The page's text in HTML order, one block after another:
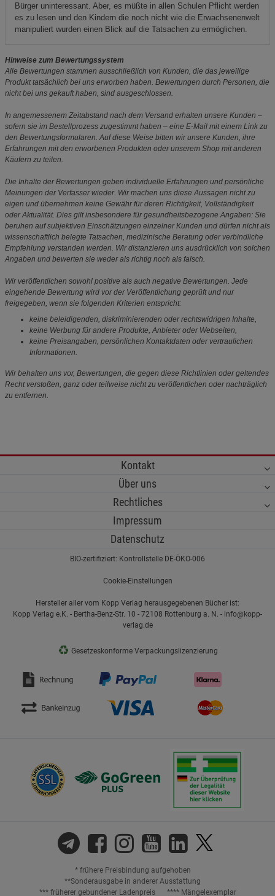
Bürger uninteressant. Aber, es müßte in allen Schulen Pflicht werden
es zu lesen und den Kindern die noch nicht wie die Erwachsenenwelt
manipuliert wurden einen Blick auf die Tatsachen zu ermöglichen.
Hinweise zum Bewertungssystem
Alle Bewertungen stammen ausschließlich von Kunden, die das jeweilige
Produkt tatsächlich bei uns erworben haben. Bewertungen durch Personen, die
nicht bei uns gekauft haben, sind ausgeschlossen.
In angemessenem Zeitabstand nach dem Versand erhalten unsere Kunden –
sofern sie im Bestellprozess zugestimmt haben – eine E-Mail mit einem Link zu
den Bewertungsformularen. Auf diese Weise bitten wir unsere Kunden, ihre
Erfahrungen mit den erworbenen Produkten oder unserem Shop mit anderen
Käufern zu teilen.
Die Inhalte der Bewertungen geben individuelle Erfahrungen und persönliche
Meinungen der Verfasser wieder. Wir machen uns diese Aussagen nicht zu
eigen und übernehmen keine Gewähr für deren Richtigkeit, Vollständigkeit
oder Aktualität. Dies gilt insbesondere für gesundheitsbezogene Angaben: Sie
beruhen auf subjektiven Einschätzungen einzelner Kunden und dürfen nicht als
wissenschaftlich belegte Tatsachen, medizinische Beratung oder verbindliche
Empfehlung verstanden werden. Wir distanzieren uns ausdrücklich von solchen
Angaben und bewerten sie weder als richtig noch als falsch.
Wir veröffentlichen sowohl positive als auch negative Bewertungen. Jede
eingehende Bewertung wird vor der Veröffentlichung geprüft und nur
freigegeben, wenn sie folgenden Kriterien entspricht:
keine beleidigenden, diskriminierenden oder rechtswidrigen Inhalte,
keine Werbung für andere Produkte, Anbieter oder Webseiten,
keine Preisangaben, persönlichen Kontaktdaten oder vertraulichen
Informationen.
Wir behalten uns vor, Bewertungen, die gegen diese Richtlinien oder geltendes
Recht verstoßen, ganz oder teilweise nicht zu veröffentlichen oder nachträglich
zu entfernen.
Kontakt
Über uns
Rechtliches
Impressum
Datenschutz
BIO-zertifiziert: Kontrollstelle DE-ÖKO-006
Cookie-Einstellungen
Hersteller aller vom Kopp Verlag herausgegebenen Bücher ist:
Kopp Verlag e.K. - Bertha-Benz-Str. 10 - 72108 Rottenburg a. N. - info@kopp-
verlag.de
♻ Gesetzeskonforme Verpackungslizenzierung
* frühere Preisbindung aufgehoben
**Sonderausgabe in anderer Ausstattung
*** früherer gebundener Ladenpreis
**** Mängelexemplar